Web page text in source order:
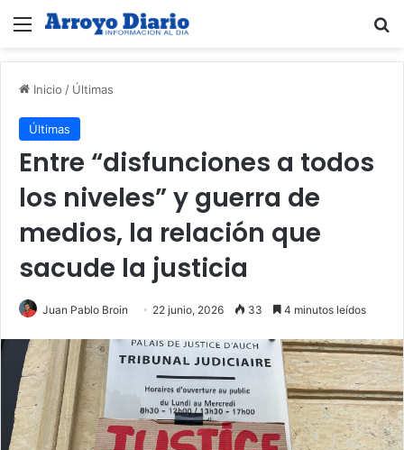
Menú
Inicio / Últimas
Últimas
Entre “disfunciones a todos
los niveles” y guerra de
medios, la relación que
sacude la justicia
Juan Pablo Broin 22 junio, 2026 33 4 minutos leídos